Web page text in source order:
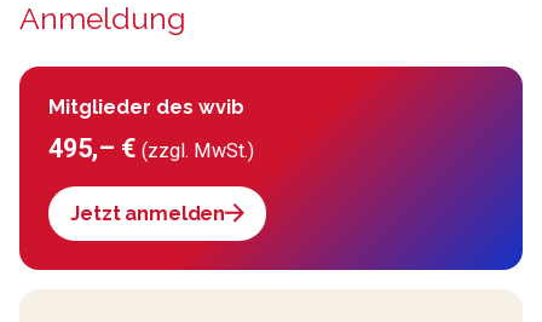
Anmeldung
Mitglieder des wvib
495,– €(zzgl. MwSt.)
Jetzt anmelden